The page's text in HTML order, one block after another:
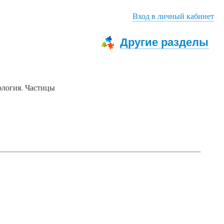
Вход в личный кабинет
Другие разделы
Частицы